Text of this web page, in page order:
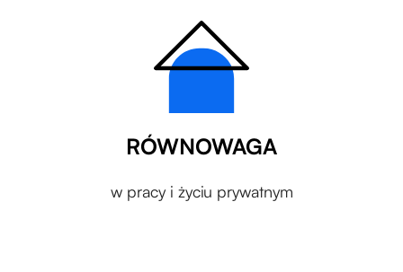
RÓWNOWAGA
w pracy i życiu prywatnym